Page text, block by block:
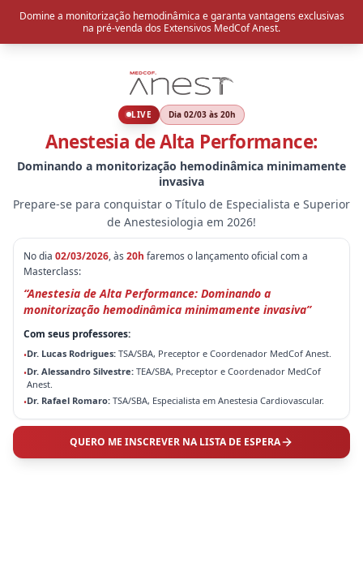
Domine a monitorização hemodinâmica e garanta vantagens exclusivas
na pré-venda dos Extensivos MedCof Anest.
LIVE Dia 02/03 às 20h
Anestesia de Alta Performance:
Dominando a monitorização hemodinâmica minimamente
invasiva
Prepare-se para conquistar o Título de Especialista e Superior
de Anestesiologia em 2026!
No dia 02/03/2026, às 20h faremos o lançamento oficial com a
Masterclass:
“Anestesia de Alta Performance: Dominando a
monitorização hemodinâmica minimamente invasiva”
Com seus professores:
•Dr. Lucas Rodrigues: TSA/SBA, Preceptor e Coordenador MedCof Anest.
•Dr. Alessandro Silvestre: TEA/SBA, Preceptor e Coordenador MedCof
Anest.
•Dr. Rafael Romaro: TSA/SBA, Especialista em Anestesia Cardiovascular.
QUERO ME INSCREVER NA LISTA DE ESPERA